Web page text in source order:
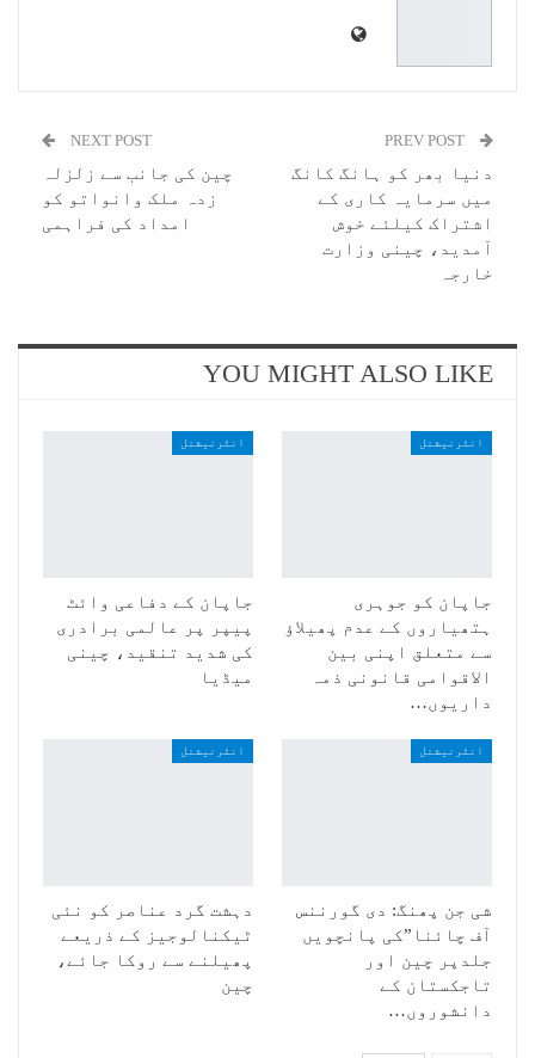
دنیا بھر کو ہانگ کانگ
میں سرمایہ کاری کے
اشتراک کیلئے خوش
آمدید، چینی وزارت
خارجہ
NEXT POST
چین کی جانب سے زلزلہ
زدہ ملک وانواتو کو
امداد کی فراہمی
YOU MIGHT ALSO LIKE
انٹرنیشنل
جاپان کو جوہری
ہتھیاروں کے عدم پھیلاؤ
سے متعلق اپنی بین
الاقوامی قانونی ذمہ
داریوں…
انٹرنیشنل
جاپان کے دفاعی وائٹ
پیپر پر عالمی برادری
کی شدید تنقید، چینی
میڈیا
انٹرنیشنل
شی جن پھنگ: دی گورننس
آف چائنا”کی پانچویں
جلدپر چین اور
تاجکستان کے
دانشوروں…
انٹرنیشنل
دہشت گرد عناصر کو نئی
ٹیکنالوجیز کے ذریعے
پھیلنے سے روکا جائے،
چین